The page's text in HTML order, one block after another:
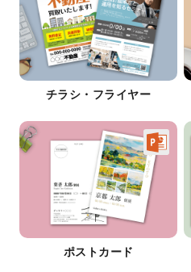
チラシ・フライヤー
ポストカード